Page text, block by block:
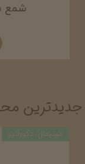
شمع
مینیمال/ دکوراتیو
جدیدترین